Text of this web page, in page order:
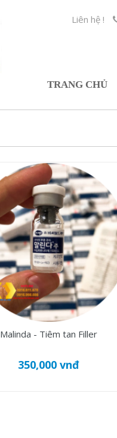
Liên hệ !
TRANG CHỦ
Malinda - Tiêm tan Filler
350,000 vnđ